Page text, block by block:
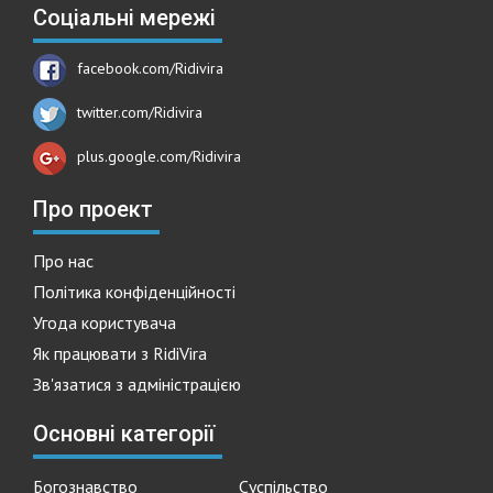
Соціальні мережі
facebook.com/Ridivira
twitter.com/Ridivira
plus.google.com/Ridivira
Про проект
Про нас
Політика конфіденційності
Угода користувача
Як працювати з RidiVira
Зв'язатися з адміністрацією
Основні категорії
Богознавство Суспільство